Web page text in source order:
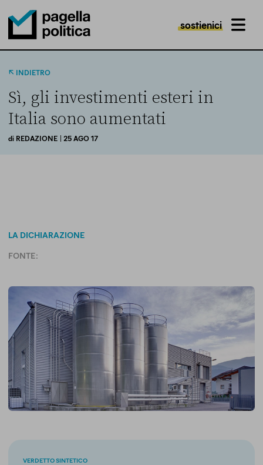
Pagella Politica Logo
sostienici MENU
INDIETRO
Sì, gli investimenti esteri in
Italia sono aumentati
di REDAZIONE | 25 AGO 17
LA DICHIARAZIONE
FONTE:
VERDETTO SINTETICO